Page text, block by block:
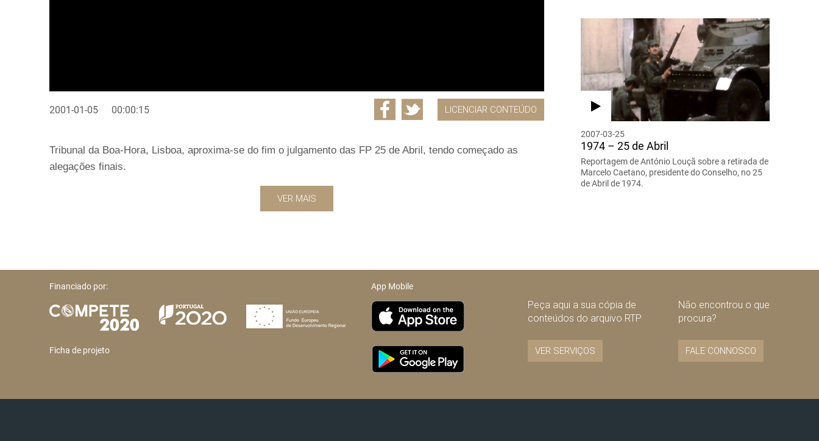
2001-01-05 00:00:15 LICENCIAR CONTEÚDO
Tribunal da Boa-Hora, Lisboa, aproxima-se do fim o julgamento das FP 25 de Abril, tendo começado as
alegações finais.
VER MAIS
2007-03-25
1974 – 25 de Abril
Reportagem de António Louçã sobre a retirada de
Marcelo Caetano, presidente do Conselho, no 25
de Abril de 1974.
Financiado por:
Ficha de projeto
App Mobile
Peça aqui a sua cópia de
conteúdos do arquivo RTP
VER SERVIÇOS
Não encontrou o que
procura?
FALE CONNOSCO